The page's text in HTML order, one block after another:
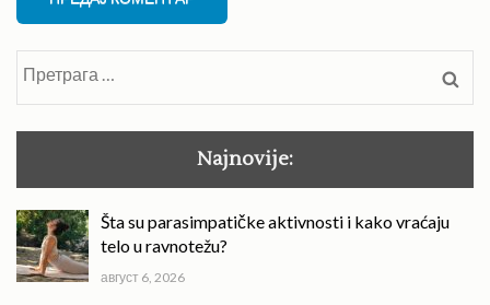
Najnovije:
Šta su parasimpatičke aktivnosti i kako vraćaju
telo u ravnotežu?
август 6, 2026